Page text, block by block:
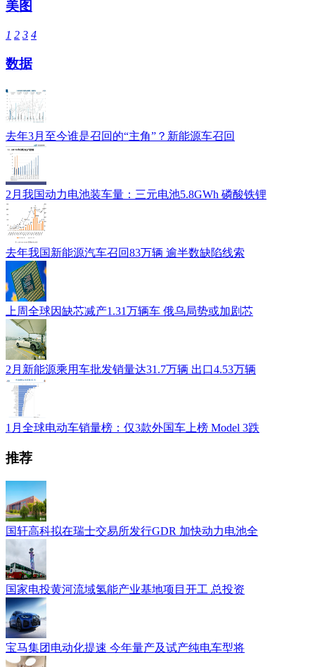
美图
1 2 3 4
数据
去年3月至今谁是召回的“主角”？新能源车召回
2月我国动力电池装车量：三元电池5.8GWh 磷酸铁锂
去年我国新能源汽车召回83万辆 逾半数缺陷线索
上周全球因缺芯减产1.31万辆车 俄乌局势或加剧芯
2月新能源乘用车批发销量达31.7万辆 出口4.53万辆
1月全球电动车销量榜：仅3款外国车上榜 Model 3跌
推荐
国轩高科拟在瑞士交易所发行GDR 加快动力电池全
国家电投黄河流域氢能产业基地项目开工 总投资
宝马集团电动化提速 今年量产及试产纯电车型将